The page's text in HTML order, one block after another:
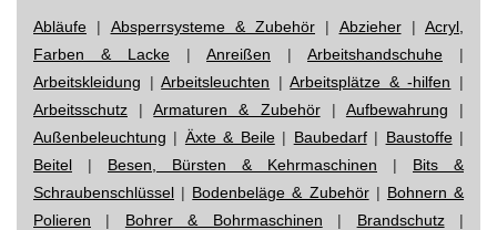
Abläufe | Absperrsysteme & Zubehör | Abzieher| Acryl,
Farben & Lacke | Anreißen | Arbeitshandschuhe |
Arbeitskleidung |Arbeitsleuchten |Arbeitsplätze & -hilfen |
Arbeitsschutz |Armaturen & Zubehör| Aufbewahrung |
Außenbeleuchtung | Äxte & Beile| Baubedarf| Baustoffe|
Beitel | Besen, Bürsten & Kehrmaschinen | Bits &
Schraubenschlüssel | Bodenbeläge & Zubehör| Bohnern &
Polieren | Bohrer & Bohrmaschinen | Brandschutz|